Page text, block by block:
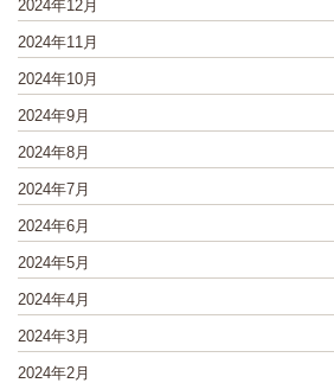
2024年12月
2024年11月
2024年10月
2024年9月
2024年8月
2024年7月
2024年6月
2024年5月
2024年4月
2024年3月
2024年2月